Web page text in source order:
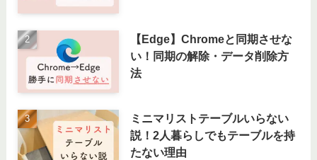
【Edge】Chromeと同期させな
い！同期の解除・データ削除方
法
ミニマリストテーブルいらない
説！2人暮らしでもテーブルを持
たない理由